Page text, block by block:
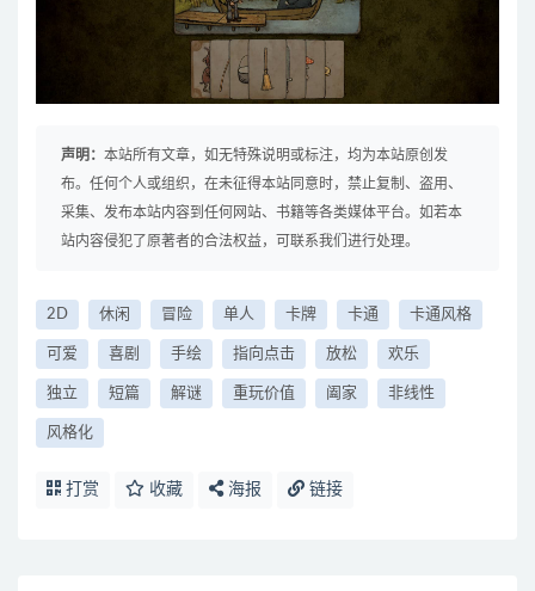
声明： 本站所有文章，如无特殊说明或标注，均为本站原创发
布。任何个人或组织，在未征得本站同意时，禁止复制、盗用、
采集、发布本站内容到任何网站、书籍等各类媒体平台。如若本
站内容侵犯了原著者的合法权益，可联系我们进行处理。
2D 休闲 冒险 单人 卡牌 卡通 卡通风格
可爱 喜剧 手绘 指向点击 放松 欢乐
独立 短篇 解谜 重玩价值 阖家 非线性
风格化
打赏 收藏 海报 链接